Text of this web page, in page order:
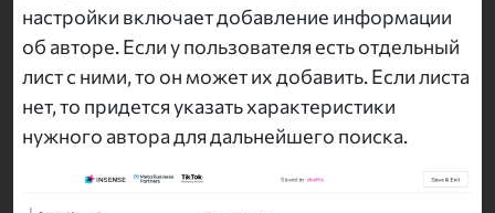
настройки включает добавление информации
об авторе. Если у пользователя есть отдельный
лист с ними, то он может их добавить. Если листа
нет, то придется указать характеристики
нужного автора для дальнейшего поиска.